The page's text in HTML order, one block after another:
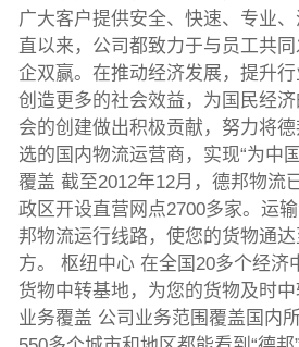
广大客户提供安全、快速、专业
直以来，公司都致力于与员工共
企双赢。在推动经济发展，提升
创造更多的社会效益，为国民经
会的创建做出积极贡献，努力将
选的国内物流运营商，实现“为中
覆盖 截至2012年12月，德邦物流
政区开设直营网点2700多家。运
邦物流运行线路，使您的货物通
方。 枢纽中心 在全国20多个经济
货物中转基地，为您的货物及时中
业务覆盖 公司业务范围覆盖国内